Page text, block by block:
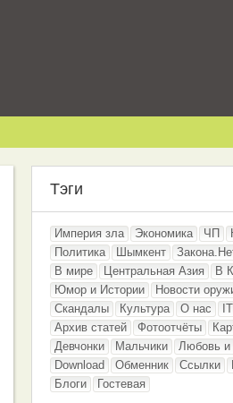
Тэги
Империя зла Экономика ЧП
Политика
Шымкент
В мире
Центральная Азия В
Юмор и Истории
Новости
Скандалы
Культура О нас IT
Архив статей
Фотоотчёты
Девчонки
Мальчики Любовь и
Download
Обменник Ссылки
Блоги
Гостевая